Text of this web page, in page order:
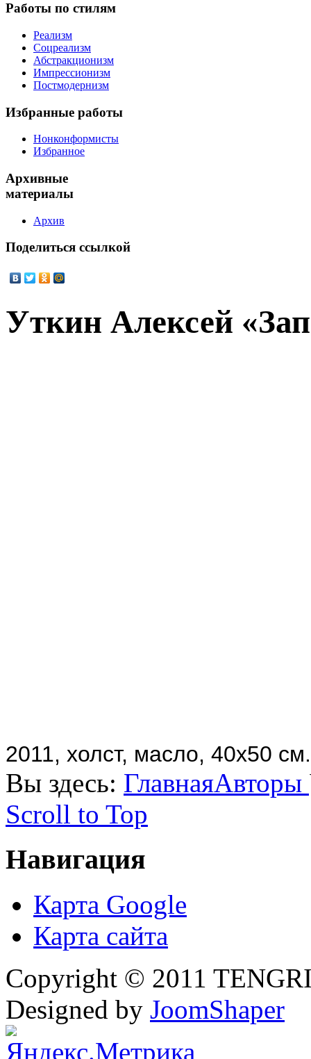
Работы по стилям
Реализм
Соцреализм
Абстракционизм
Импрессионизм
Постмодернизм
Избранные работы
Нонконформисты
Избранное
Архивные
материалы
Архив
Поделиться ссылкой
Уткин Алексей
2011, холст, масло, 40х50 см.
Вы здесь: ГлавнаяАвторы
Scroll to Top
Навигация
Карта Google
Карта сайта
Copyright © 2011
Designed by JoomShaper